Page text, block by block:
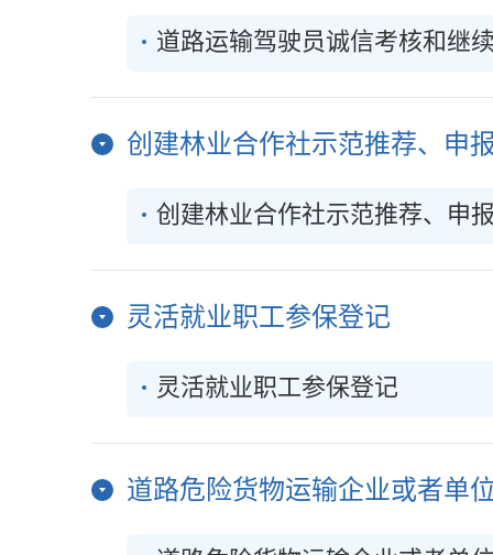
道路运输驾驶员诚信考核和继
创建林业合作社示范推荐、申
创建林业合作社示范推荐、申
灵活就业职工参保登记
灵活就业职工参保登记
道路危险货物运输企业或者单